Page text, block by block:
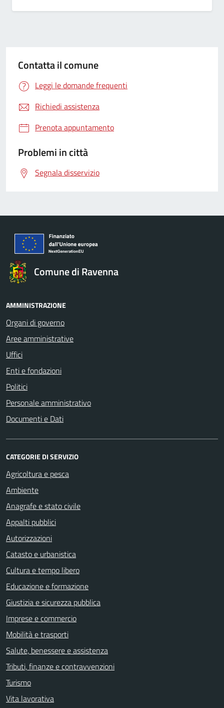
Contatta il comune
Leggi le domande frequenti
Richiedi assistenza
Prenota appuntamento
Problemi in città
Segnala disservizio
Comune di Ravenna
AMMINISTRAZIONE
Organi di governo
Aree amministrative
Uffici
Enti e fondazioni
Politici
Personale amministrativo
Documenti e Dati
CATEGORIE DI SERVIZIO
Agricoltura e pesca
Ambiente
Anagrafe e stato civile
Appalti pubblici
Autorizzazioni
Catasto e urbanistica
Cultura e tempo libero
Educazione e formazione
Giustizia e sicurezza pubblica
Imprese e commercio
Mobilità e trasporti
Salute, benessere e assistenza
Tributi, finanze e contravvenzioni
Turismo
Vita lavorativa